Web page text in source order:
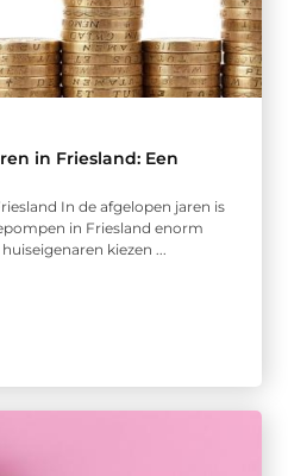
in Friesland: Een
In de afgelopen jaren is
in Friesland enorm
kiezen ...